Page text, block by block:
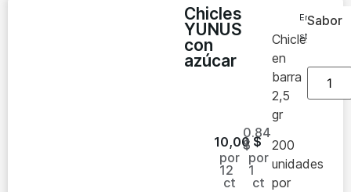
Chicles
YUNUS
con
azúcar
10,00$
por
12
ct
0.84
$
por
1
ct
Chicles
en
barra
2,5
gr
200
unidades
por
En
stock
Sabor